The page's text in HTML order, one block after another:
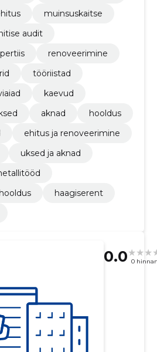
muinsuskaitse
audit
renoveerimine
tööriistad
kaevud
aknad
hooldus
ehitus ja renoveerimine
uksed ja aknad
haagiserent
0.0 0